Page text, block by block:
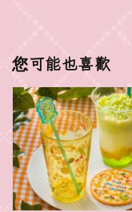
您可能也喜歡